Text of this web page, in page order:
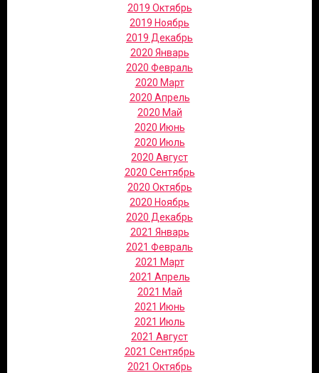
2019 Октябрь
2019 Ноябрь
2019 Декабрь
2020 Январь
2020 Февраль
2020 Март
2020 Апрель
2020 Май
2020 Июнь
2020 Июль
2020 Август
2020 Сентябрь
2020 Октябрь
2020 Ноябрь
2020 Декабрь
2021 Январь
2021 Февраль
2021 Март
2021 Апрель
2021 Май
2021 Июнь
2021 Июль
2021 Август
2021 Сентябрь
2021 Октябрь